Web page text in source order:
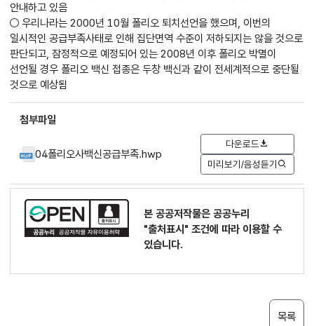
안내하고 있음
○ 우리나라는 2000년 10월 폴리오 퇴치선언을 했으며, 이번의
일시적인 공급부족사태로 인해 집단면역 수준이 저하되지는 않을 것으로
판단되고, 잠정적으로 예정되어 있는 2008년 이후 폴리오 박멸이
선언될 경우 폴리오 백신 접종은 두창 백신과 같이 전세계적으로 중단될
것으로 예상됨
첨부파일
04폴리오사백신공급부족.hwp
다운로드
미리보기/음성듣기
본 공공저작물은 공공누리
"출처표시" 조건에 따라 이용할 수
있습니다.
목록